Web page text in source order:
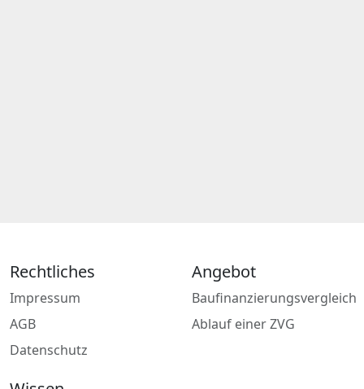
Rechtliches
Impressum
AGB
Datenschutz
Angebot
Baufinanzierungsvergleich
Ablauf einer ZVG